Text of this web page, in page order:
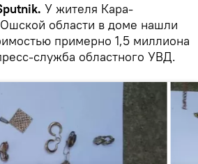
У жителя Кара-
области в доме нашли
примерно 1,5 миллиона
служба областного УВД.